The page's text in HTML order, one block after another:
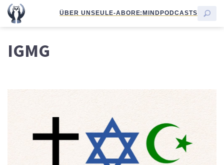
ÜBER UNSEULE-ABORE:MINDPODCASTS
IGMG